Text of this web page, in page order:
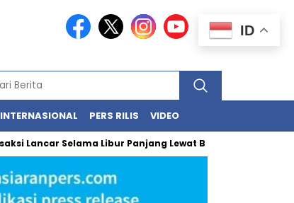
INTERNASIONAL PERS RILIS VIDEO
Selama Libur Panjang Lewat BRImo dan AgenBRILink
ID